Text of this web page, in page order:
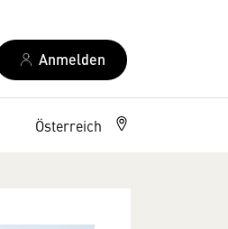
Anmelden
Österreich